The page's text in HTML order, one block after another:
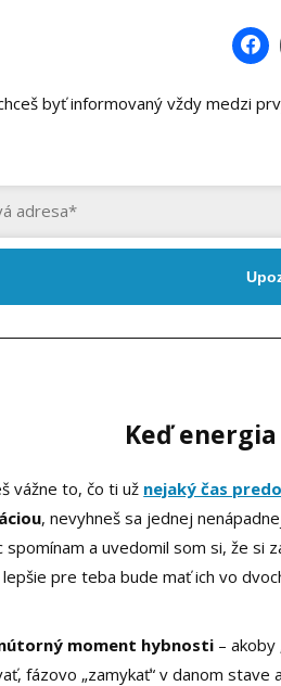
byť informovaný vždy medzi
Keď
vážne to, čo ti už nejaký čas
, nevyhneš sa jednej
spomínam a uvedomil som si, že
pre teba bude mať ich vo
moment hybnosti – akoby
fázovo „zamykať“ v danom